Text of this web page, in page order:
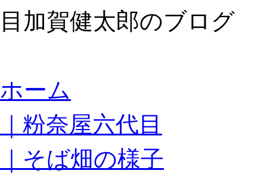
目加賀健太郎のブログ
ン
ツ
ホーム
｜粉奈屋六代目
｜そば畑の様子